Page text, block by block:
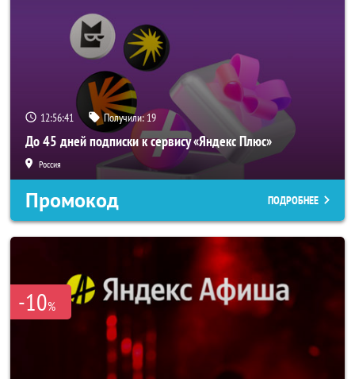
12:56:40 Получили:19
До 45 дней подписки к сервису «Яндекс Плюс»
Россия
Промокод ПОДРОБНЕЕ
-10%